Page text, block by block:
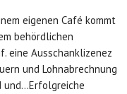
eigenen Café kommt
behördlichen
eine Ausschanklizenez
und Lohnabrechnung
und…Erfolgreiche